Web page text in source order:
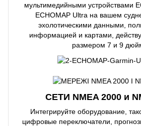
мультимедийными устройствами
ECHOMAP Ultra на вашем
эхолотическими данными,
информацией и картами,
размером 7 и 9
СЕТИ NMEA 2000 и
Интегрируйте оборудование,
цифровые переключатели,